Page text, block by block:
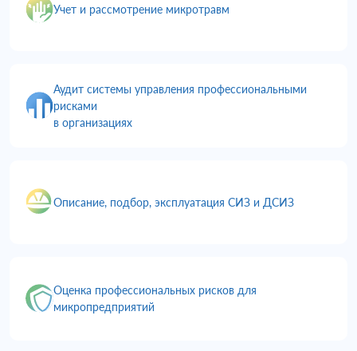
Учет и рассмотрение микротравм
Аудит системы управления профессиональными
рисками
в организациях
Описание, подбор, эксплуатация СИЗ и ДСИЗ
Оценка профессиональных рисков для
микропредприятий